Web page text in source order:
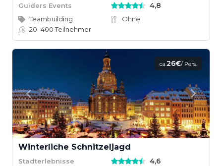
Guiders Events 4,8
Teambuilding
Ohne
20–400Teilnehmer
ca.26€/ Pers.
Winterliche Schnitzeljagd
Stadterlebnisse 4,6